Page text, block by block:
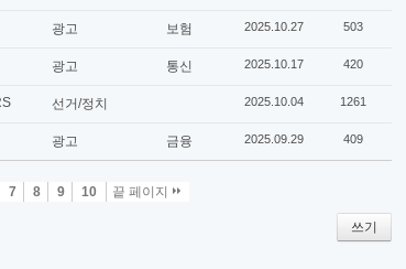
광고 보험 2025.10.27 503
광고 통신 2025.10.17 420
선거/정치 2025.10.04 1261
광고 금융 2025.09.29 409
7 8 9 10 끝 페이지
쓰기